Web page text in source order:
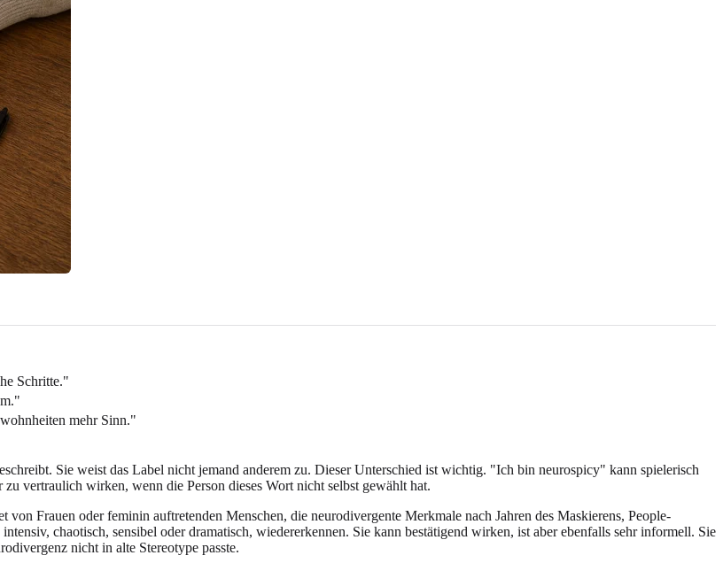
Schritte."
mehr Sinn."
Sie weist das Label nicht jemand anderem zu. Dieser Unterschied ist wichtig. "Ich bin neurospicy" kann spielerisch
vertraulich wirken, wenn die Person dieses Wort nicht selbst gewählt hat.
Frauen oder feminin auftretenden Menschen, die neurodivergente Merkmale nach Jahren des Maskierens, People-
chaotisch, sensibel oder dramatisch, wiedererkennen. Sie kann bestätigend wirken, ist aber ebenfalls sehr informell. Sie
nicht in alte Stereotype passte.